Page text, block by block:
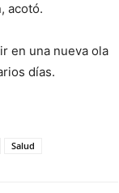
acotó.
en una nueva ola
días.
Salud